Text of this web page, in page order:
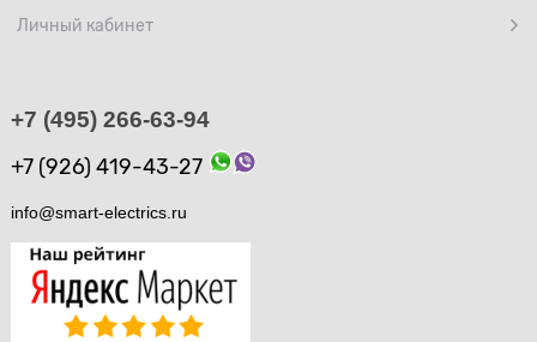
Личный кабинет
+7 (495) 266-63-94
+7 (926) 419-43-27
info@smart-electrics.ru